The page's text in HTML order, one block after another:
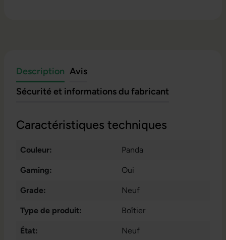
Description Avis
Sécurité et informations du fabricant
Caractéristiques techniques
Couleur: Panda
Gaming: Oui
Grade: Neuf
Type de produit: Boîtier
État: Neuf